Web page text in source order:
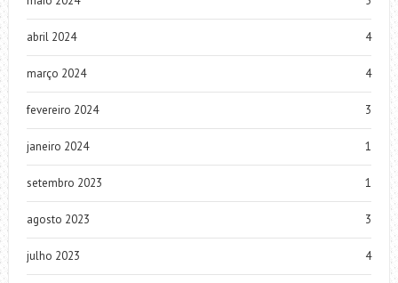
abril 2024 4
março 2024 4
fevereiro 2024 3
janeiro 2024 1
setembro 2023 1
agosto 2023 3
julho 2023 4